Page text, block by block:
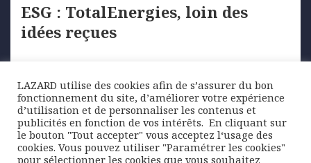
ESG : TotalEnergies, loin des
idées reçues
TotalEnergies s’éloigne de son image de
major du pétrole
…
LAZARD utilise des cookies afin de s’assurer du bon
fonctionnement du site, d’améliorer votre expérience
d’utilisation et de personnaliser les contenus et
publicités en fonction de vos intérêts. ​ En cliquant sur
le bouton "Tout accepter" vous acceptez l‘usage des
cookies. Vous pouvez utiliser "Paramétrer les cookies"
pour sélectionner les cookies que vous souhaitez